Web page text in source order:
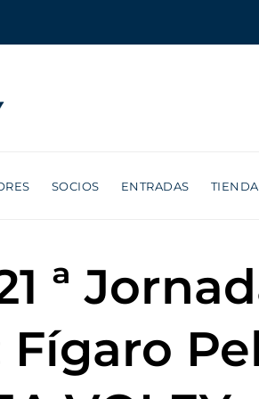
SOCIOS ENTRADAS
ª
Fígaro